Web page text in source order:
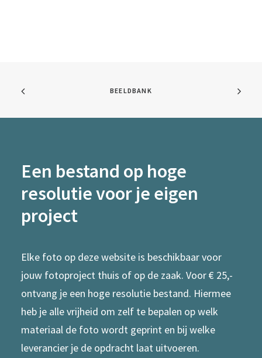
BEELDBANK
Een bestand op hoge
resolutie voor je eigen
project
Elke foto op deze website is beschikbaar voor
jouw fotoproject thuis of op de zaak. Voor € 25,-
ontvang je een hoge resolutie bestand. Hiermee
heb je alle vrijheid om zelf te bepalen op welk
materiaal de foto wordt geprint en bij welke
leverancier je de opdracht laat uitvoeren.